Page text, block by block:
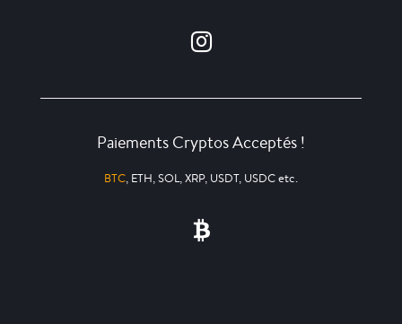
Paiements Cryptos Acceptés !
BTC, ETH, SOL, XRP, USDT, USDC etc.